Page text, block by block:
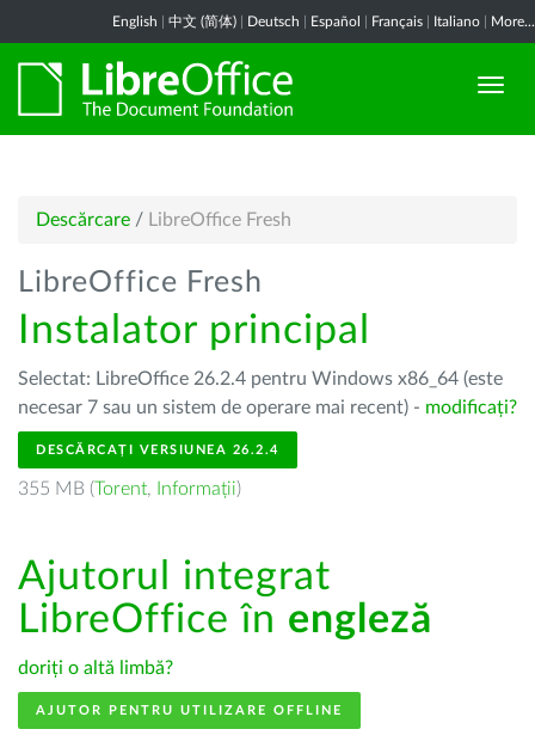
English 中文 (简体) Deutsch Español Français Italiano More...
Descărcare / LibreOffice Fresh
LibreOffice Fresh
Instalator principal
Selectat: LibreOffice 26.2.4 pentru Windows x86_64 (este
necesar 7 sau un sistem de operare mai recent) - modificați?
DESCĂRCAȚI VERSIUNEA 26.2.4
355 MB (Torent, Informații)
Ajutorul integrat
LibreOffice în engleză
doriți o altă limbă?
AJUTOR PENTRU UTILIZARE OFFLINE